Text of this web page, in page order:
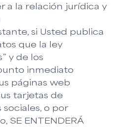
a la relación jurídica y
si Usted publica
que la ley
y de los
inmediato
páginas web
tarjetas de
o por
SE ENTENDERÁ